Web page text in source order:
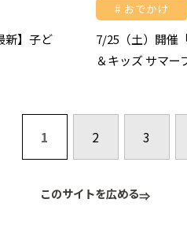
新】子ど
おでかけ
7/25（土）開催
＆キッズ サマ
1 2 3
このサイトを広める